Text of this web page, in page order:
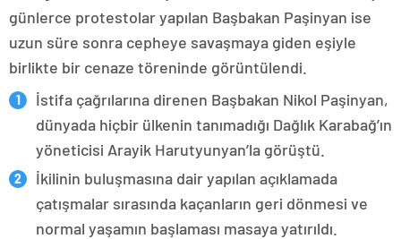
günlerce protestolar yapılan Başbakan Paşinyan ise
uzun süre sonra cepheye savaşmaya giden eşiyle
birlikte bir cenaze töreninde görüntülendi.
İstifa çağrılarına direnen Başbakan Nikol Paşinyan,
dünyada hiçbir ülkenin tanımadığı Dağlık Karabağ’ın
yöneticisi Arayik Harutyunyan’la görüştü.
İkilinin buluşmasına dair yapılan açıklamada
çatışmalar sırasında kaçanların geri dönmesi ve
normal yaşamın başlaması masaya yatırıldı.